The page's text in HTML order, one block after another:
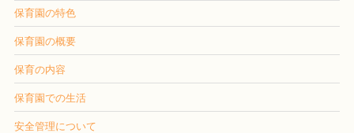
保育園の特色
保育園の概要
保育の内容
保育園での生活
安全管理について